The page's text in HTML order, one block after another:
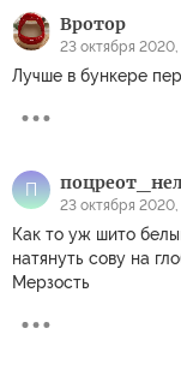
Вротор
23 октября
Лучше в бункере
П
23 октября 2020,
Как то уж шито
натянуть сову на
Мерзость